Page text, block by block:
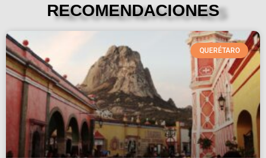
RECOMENDACIONES
QUERÉTARO